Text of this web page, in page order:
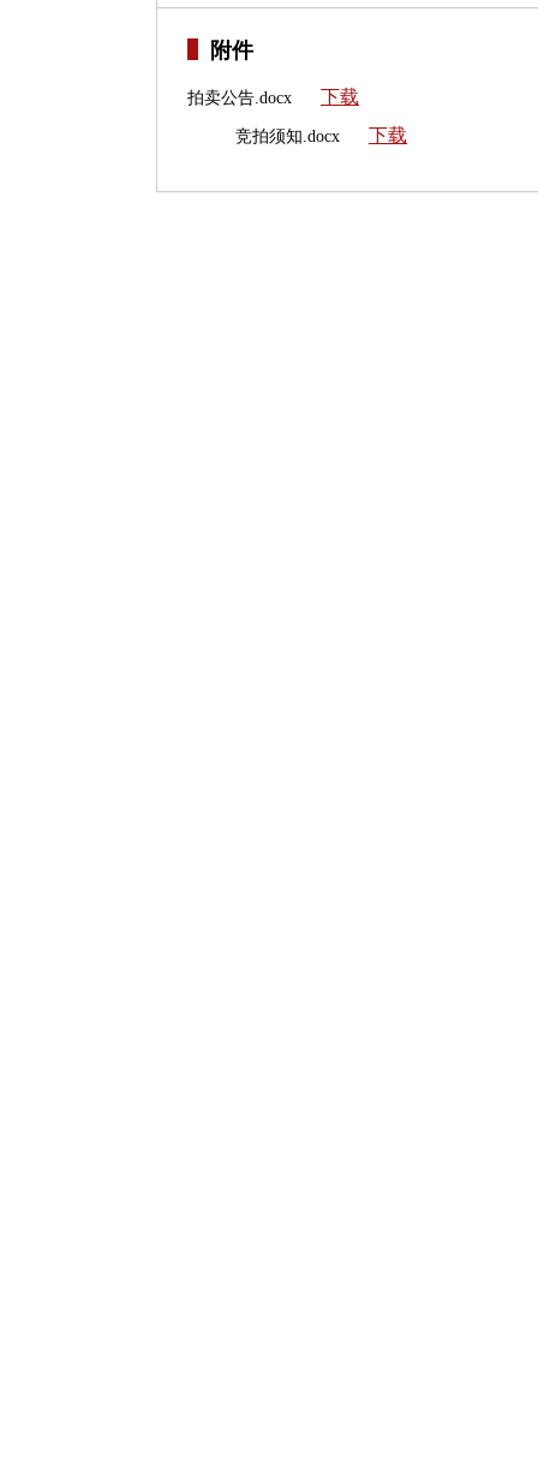
附件
拍卖公告.docx 下载
竞拍须知.docx 下载